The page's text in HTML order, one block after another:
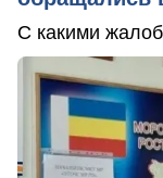
С какими